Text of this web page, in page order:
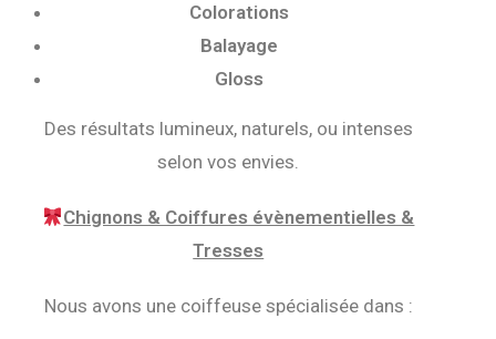
Colorations
Balayage
Gloss
Des résultats lumineux, naturels, ou intenses
selon vos envies.
Chignons & Coiffures évènementielles &
Tresses
Nous avons une coiffeuse spécialisée dans :